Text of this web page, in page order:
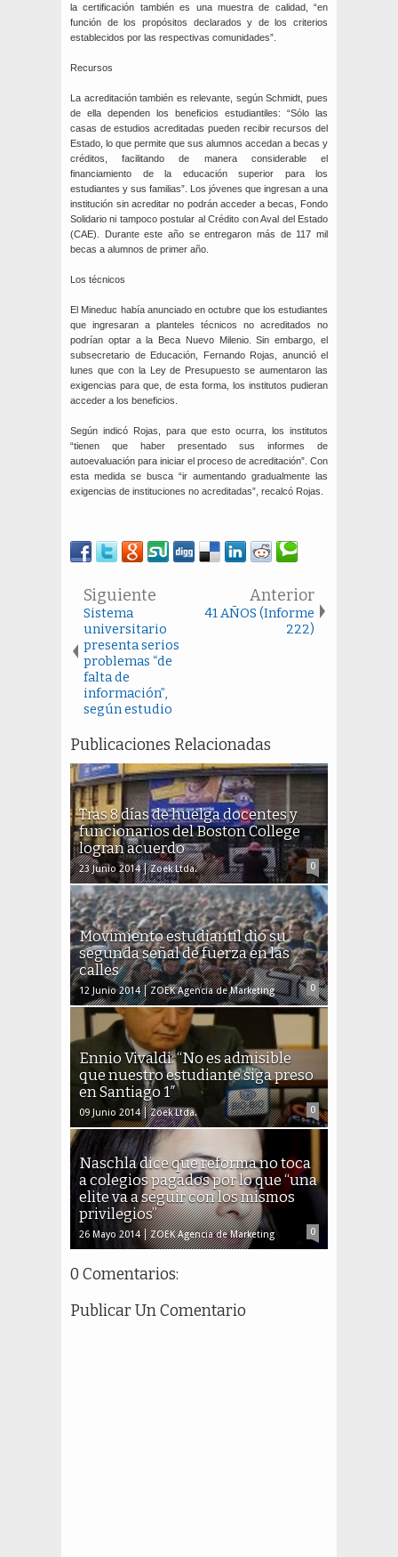
la certificación también es una muestra de calidad, “en
función de los propósitos declarados y de los criterios
establecidos por las respectivas comunidades”.
Recursos
La acreditación también es relevante, según Schmidt, pues
de ella dependen los beneficios estudiantiles: “Sólo las
casas de estudios acreditadas pueden recibir recursos del
Estado, lo que permite que sus alumnos accedan a becas y
créditos, facilitando de manera considerable el
financiamiento de la educación superior para los
estudiantes y sus familias”. Los jóvenes que ingresan a una
institución sin acreditar no podrán acceder a becas, Fondo
Solidario ni tampoco postular al Crédito con Aval del Estado
(CAE). Durante este año se entregaron más de 117 mil
becas a alumnos de primer año.
Los técnicos
El Mineduc había anunciado en octubre que los estudiantes
que ingresaran a planteles técnicos no acreditados no
podrían optar a la Beca Nuevo Milenio. Sin embargo, el
subsecretario de Educación, Fernando Rojas, anunció el
lunes que con la Ley de Presupuesto se aumentaron las
exigencias para que, de esta forma, los institutos pudieran
acceder a los beneficios.
Según indicó Rojas, para que esto ocurra, los institutos
“tienen que haber presentado sus informes de
autoevaluación para iniciar el proceso de acreditación”. Con
esta medida se busca “ir aumentando gradualmente las
exigencias de instituciones no acreditadas”, recalcó Rojas.
Siguiente
Sistema
universitario
presenta serios
problemas “de
falta de
información”,
según estudio
Anterior
41 AÑOS (Informe
222)
Publicaciones Relacionadas
Tras 8 días de huelga docentes y
funcionarios del Boston College
logran acuerdo
23 Junio 2014 Zoek Ltda. 0
Movimiento estudiantil dio su
segunda señal de fuerza en las
calles
12 Junio 2014 ZOEK Agencia de Marketing 0
Ennio Vivaldi: “No es admisible
que nuestro estudiante siga preso
en Santiago 1″
09 Junio 2014 Zoek Ltda. 0
Naschla dice que reforma no toca
a colegios pagados por lo que “una
elite va a seguir con los mismos
privilegios”
26 Mayo 2014 ZOEK Agencia de Marketing 0
0 Comentarios:
Publicar Un Comentario